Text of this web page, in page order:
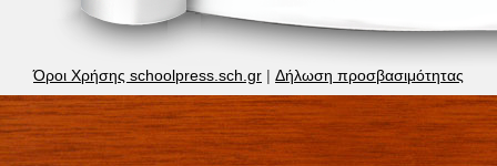
Όροι Χρήσης schoolpress.sch.gr | Δήλωση προσβασιμότητας